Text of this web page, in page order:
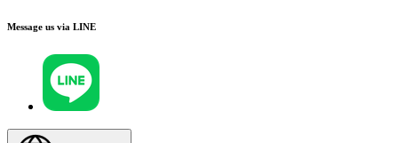
Message us via LINE